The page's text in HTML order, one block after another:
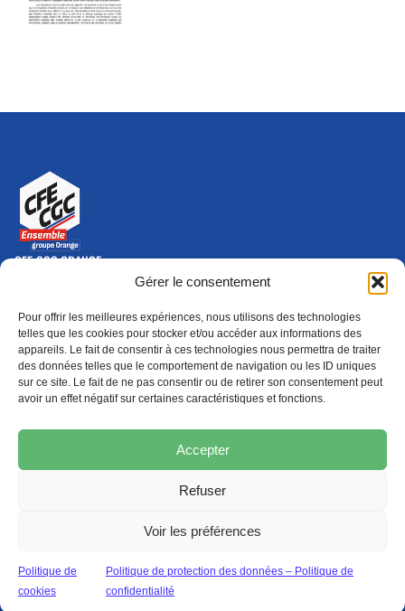
Gérer le consentement
Pour offrir les meilleures expériences, nous utilisons des technologies
telles que les cookies pour stocker et/ou accéder aux informations des
appareils. Le fait de consentir à ces technologies nous permettra de traiter
des données telles que le comportement de navigation ou les ID uniques
sur ce site. Le fait de ne pas consentir ou de retirer son consentement peut
avoir un effet négatif sur certaines caractéristiques et fonctions.
Accepter
Refuser
Voir les préférences
Politique de
cookies
Politique de protection des données – Politique de
confidentialité
CFE-CGC ORANGE
10-12 rue Saint Amand, 75015 Paris Cedex 15
Nous contacter
01 46 79 28 74
S'ABONNER(NOUVELLE FENÊTRE)
ADHÉRER
Épargne
(nouvelle fenêtre) Formation
(nouvelle fenêtre)
POLITIQUE DE COOKIES